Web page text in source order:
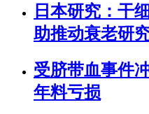
日本研究：干
助推动衰老研
受脐带血事件
年料亏损